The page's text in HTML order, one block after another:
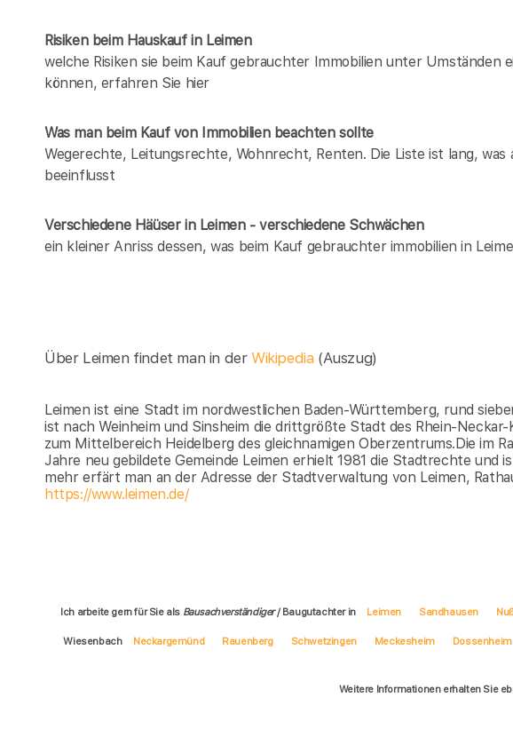
Risiken beim Hauskaufin Leimen
welche Risiken sie beim Kauf gebrauchter Immobilien unter Umständen
können, erfahren Sie hier
Was man beim Kauf von Immobilien beachten sollte
Wegerechte, Leitungsrechte, Wohnrecht, Renten. Die Liste ist lang, was
beeinflusst
Verschiedene Häüser in Leimen - verschiedene Schwächen
ein kleiner Anriss dessen, was beim Kauf gebrauchter immobilien in
Über Leimen findet man in derWikipedia (Auszug)
Leimen ist eine Stadt im nordwestlichen Baden-Württemberg, rund
ist nach Weinheim und Sinsheim die drittgrößte Stadt des Rhein-
zum Mittelbereich Heidelberg des gleichnamigen Oberzentrums.Die im
Jahre neu gebildete Gemeinde Leimen erhielt 1981 die Stadtrechte und
mehr erfärt man an der Adresse der Stadtverwaltung von Leimen,
https://www.leimen.de/
Ich arbeite gern für Sie als Bausachverständiger/ Baugutachter in Leimen Sandhausen
Wiesenbach Neckargemünd Rauenberg Schwetzingen Meckesheim Dossenheim
Weitere Informationen erhalten Sie